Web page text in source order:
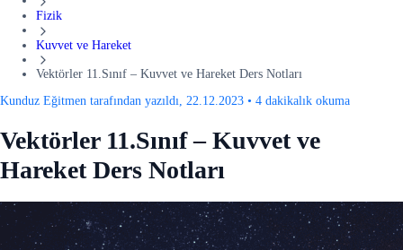
Fizik
Kuvvet ve Hareket
Vektörler 11.Sınıf – Kuvvet ve Hareket Ders Notları
Kunduz Eğitmen tarafından yazıldı, 22.12.2023 • 4 dakikalık okuma
Vektörler 11.Sınıf – Kuvvet ve
Hareket Ders Notları